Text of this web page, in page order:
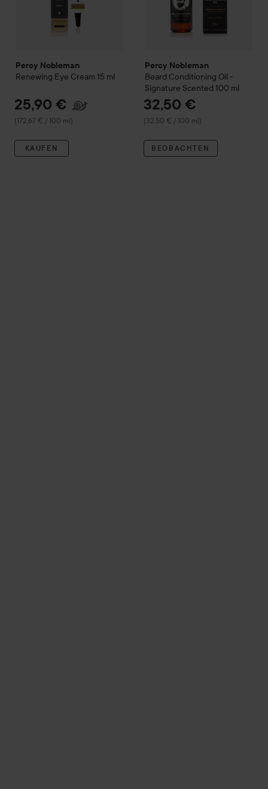
Percy Nobleman
Renewing Eye Cream 15 ml
25,90 €
(172,67 € / 100 ml)
KAUFEN
Percy Nobleman
Beard Conditioning Oil -
Signature Scented 100 ml
32,50 €
(32,50 € / 100 ml)
BEOBACHTEN